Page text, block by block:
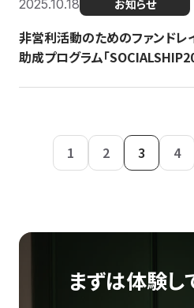
2025.10.18 お知らせ
非営利活動のためのファンドレ
助成プログラム「
1 2 3 4
まずは体験し